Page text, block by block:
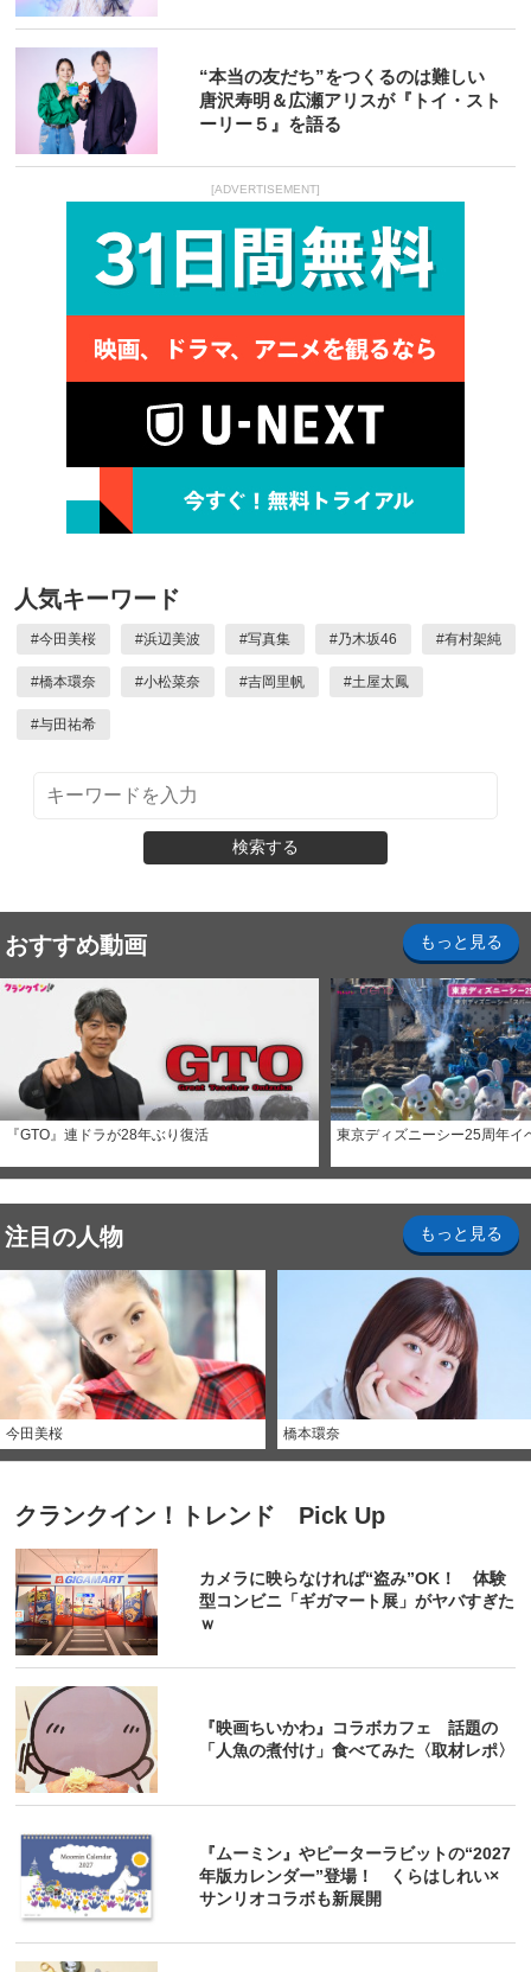
“本当の友だち”をつくるのは難しい
唐沢寿明＆広瀬アリスが『トイ・スト
ーリー５』を語る
[ADVERTISEMENT]
人気キーワード
#今田美桜 #浜辺美波 #写真集 #乃木坂46 #有村架純
#橋本環奈 #小松菜奈 #吉岡里帆 #土屋太鳳
#与田祐希
検索する
おすすめ動画 もっと見る
『GTO』連ドラが28年ぶり復活 東京ディズニーシー25周年イ
注目の人物 もっと見る
今田美桜 橋本環奈
クランクイン！トレンド Pick Up
カメラに映らなければ“盗み”OK！ 体験
型コンビニ「ギガマート展」がヤバすぎた
ｗ
『映画ちいかわ』コラボカフェ 話題の
「人魚の煮付け」食べてみた〈取材レポ〉
『ムーミン』やピーターラビットの“2027
年版カレンダー”登場！ くらはしれい×
サンリオコラボも新展開